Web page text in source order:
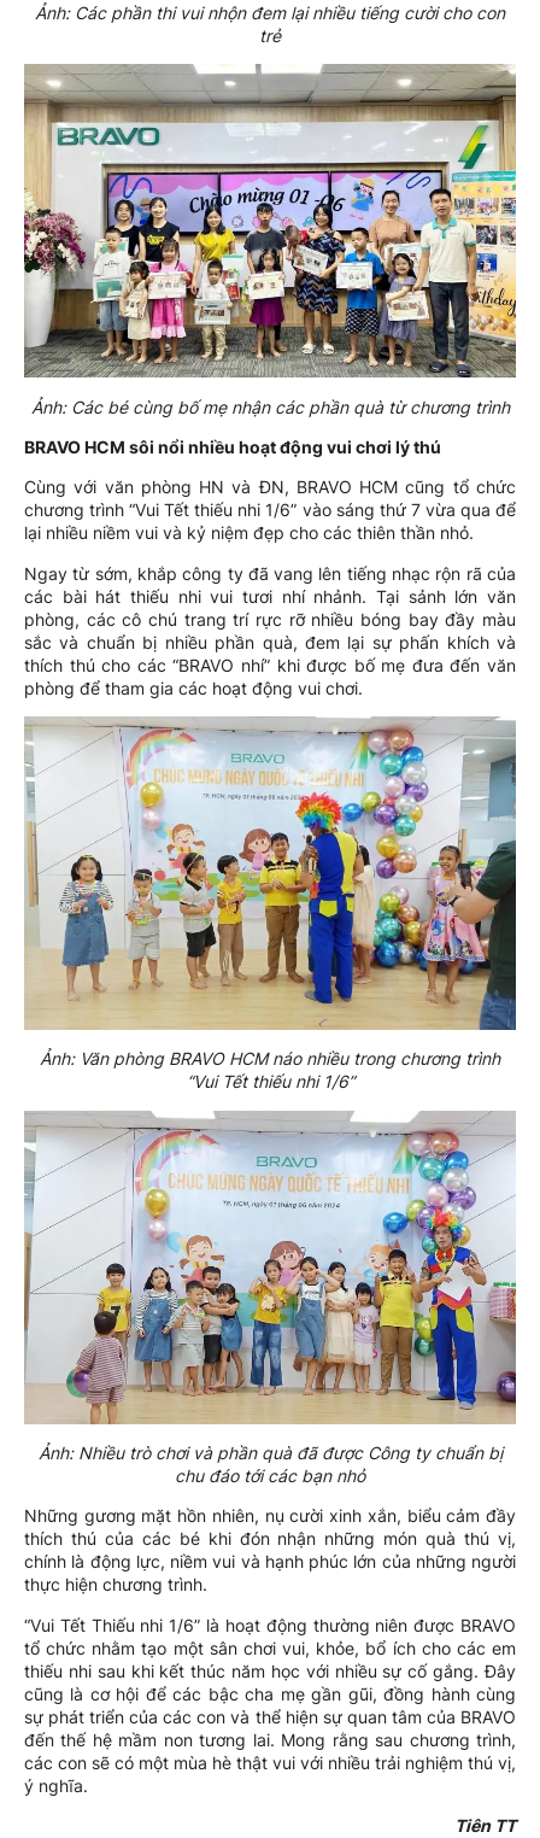
Ảnh: Các phần thi vui nhộn đem lại nhiều tiếng cười cho con
trẻ
Ảnh: Các bé cùng bố mẹ nhận các phần quà từ chương trình
BRAVO HCM sôi nổi nhiều hoạt động vui chơi lý thú
Cùng với văn phòng HN và ĐN, BRAVO HCM cũng tổ chức
chương trình “Vui Tết thiếu nhi 1/6” vào sáng thứ 7 vừa qua để
lại nhiều niềm vui và kỷ niệm đẹp cho các thiên thần nhỏ.
Ngay từ sớm, khắp công ty đã vang lên tiếng nhạc rộn rã của
các bài hát thiếu nhi vui tươi nhí nhảnh. Tại sảnh lớn văn
phòng, các cô chú trang trí rực rỡ nhiều bóng bay đầy màu
sắc và chuẩn bị nhiều phần quà, đem lại sự phấn khích và
thích thú cho các “BRAVO nhí” khi được bố mẹ đưa đến văn
phòng để tham gia các hoạt động vui chơi.
Ảnh: Văn phòng BRAVO HCM náo nhiều trong chương trình
“Vui Tết thiếu nhi 1/6”
Ảnh: Nhiều trò chơi và phần quà đã được Công ty chuẩn bị
chu đáo tới các bạn nhỏ
Những gương mặt hồn nhiên, nụ cười xinh xắn, biểu cảm đầy
thích thú của các bé khi đón nhận những món quà thú vị,
chính là động lực, niềm vui và hạnh phúc lớn của những người
thực hiện chương trình.
“Vui Tết Thiếu nhi 1/6” là hoạt động thường niên được BRAVO
tổ chức nhằm tạo một sân chơi vui, khỏe, bổ ích cho các em
thiếu nhi sau khi kết thúc năm học với nhiều sự cố gắng. Đây
cũng là cơ hội để các bậc cha mẹ gần gũi, đồng hành cùng
sự phát triển của các con và thể hiện sự quan tâm của BRAVO
đến thế hệ mầm non tương lai. Mong rằng sau chương trình,
các con sẽ có một mùa hè thật vui với nhiều trải nghiệm thú vị,
ý nghĩa.
Tiên TT